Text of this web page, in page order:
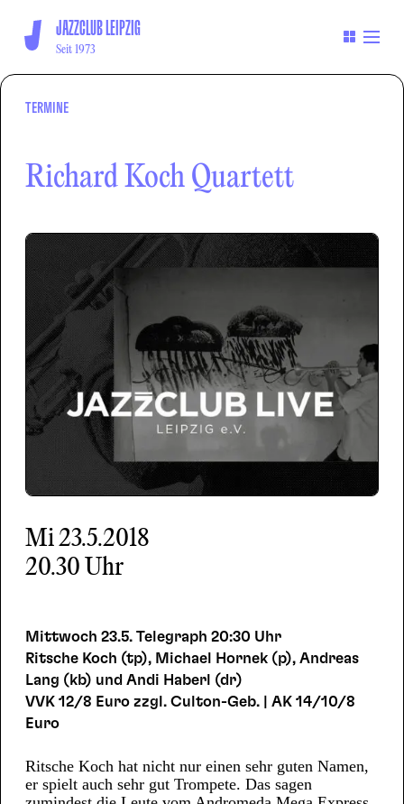
JAZZCLUB LEIPZIG
Seit 1973
TERMINE
Richard Koch Quartett
Mi23.5.2018
20.30 Uhr
Mittwoch 23.5. Telegraph 20:30 Uhr
Ritsche Koch (tp), Michael Hornek (p), Andreas
Lang (kb) und Andi Haberl (dr)
VVK 12/8 Euro zzgl. Culton-Geb. | AK 14/10/8
Euro
Ritsche Koch hat nicht nur einen sehr guten Namen,
er spielt auch sehr gut Trompete. Das sagen